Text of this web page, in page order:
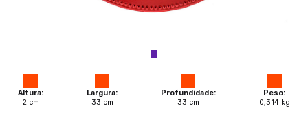
Altura:
2cm
Largura:
33 cm
Profundidade:
33 cm
Peso:
0,314 kg